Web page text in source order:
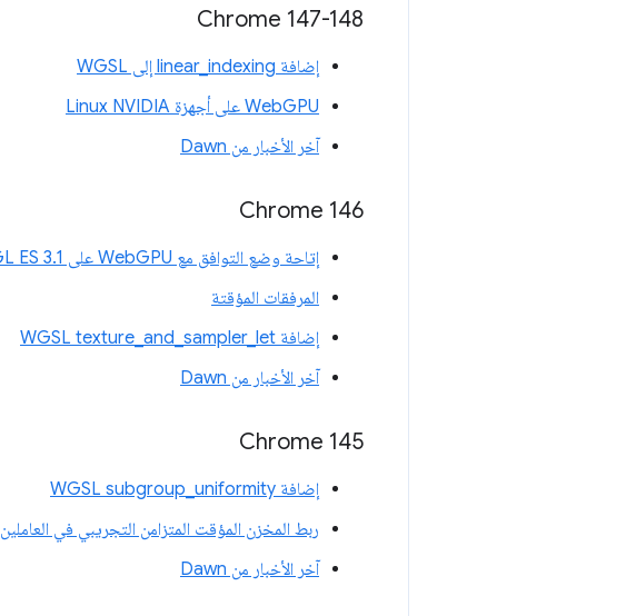
Chrome 147-148
إضافة linear_indexing إلى WGSL
WebGPU على أجهزة Linux NVIDIA
آخر الأخبار من Dawn
‫Chrome 146
إتاحة وضع التوافق مع WebGPU على OpenGL ES 3.1
المرفقات المؤقتة
إضافة WGSL texture_and_sampler_let
آخر الأخبار من Dawn
Chrome 145
إضافة WGSL subgroup_uniformity
ربط المخزن المؤقت المتزامن التجريبي في العاملين
آخر الأخبار من Dawn